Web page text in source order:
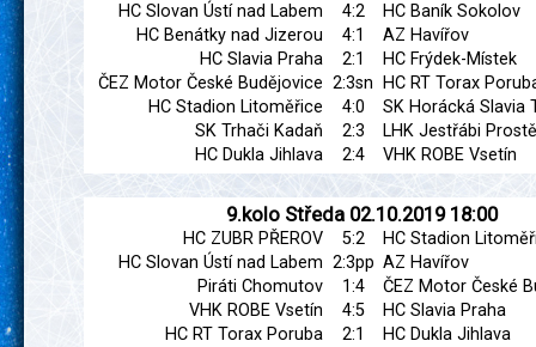
HC Slovan Ústí nad Labem
4:2
HC Baník Sokolov
HC Benátky nad Jizerou
4:1
AZ Havířov
HC Slavia Praha
2:1
HC Frýdek-Místek
ČEZ Motor České Budějovice 2:3sn
HC RT Torax
HC Stadion Litoměřice
4:0
SK Horácká Slavia
SK Trhači Kadaň
2:3
LHK Jestřábi
HC Dukla Jihlava
2:4 VHK ROBE Vsetín
9.kolo Středa 02.10.2019 18:00
HC ZUBR PŘEROV 5:2
HC Stadion
HC Slovan Ústí nad Labem 2:3pp AZ Havířov
Piráti Chomutov
1:4
ČEZ Motor České
VHK ROBE Vsetín
4:5
HC Slavia Praha
HC RT Torax Poruba
2:1
HC Dukla Jihlava